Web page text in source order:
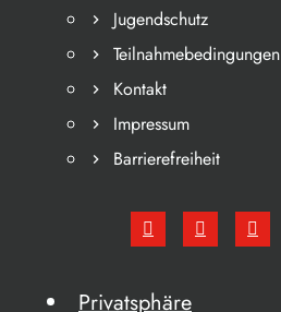
Jugendschutz
Teilnahmebedingungen
Kontakt
Impressum
Barrierefreiheit
Privatsphäre